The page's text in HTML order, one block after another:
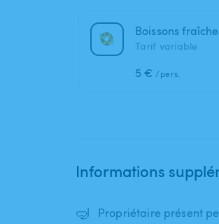
Boissons
Tarif variable
5 € /pers.
Informations
🤿 Propriétaire présent